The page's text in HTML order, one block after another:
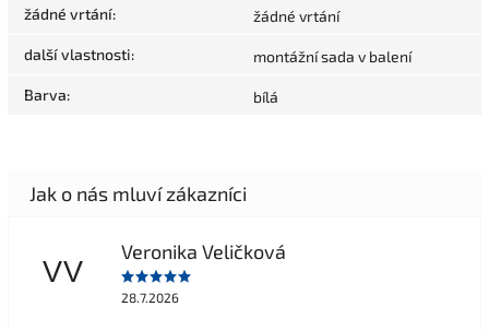
žádné vrtání: žádné vrtání
další vlastnosti: montážní sada v balení
Barva: bílá
VV
Veronika Veličková
28.7.2026